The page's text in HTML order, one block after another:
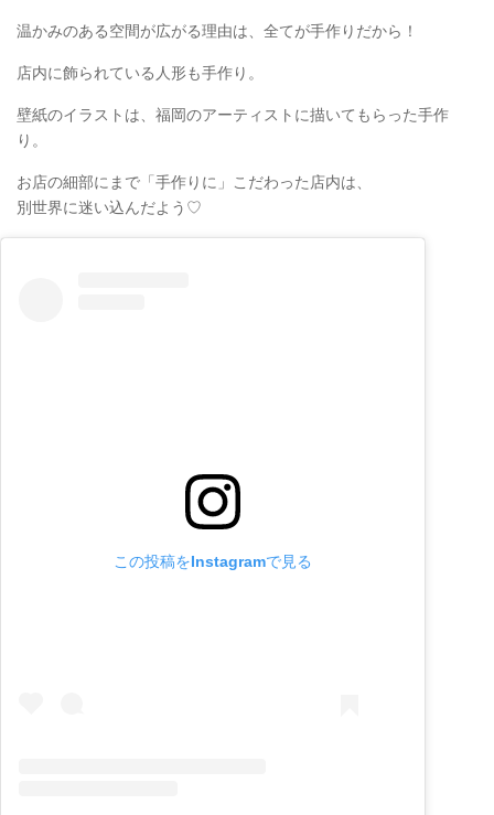
温かみのある空間が広がる理由は、全てが手作りだから！
店内に飾られている人形も手作り。
壁紙のイラストは、福岡のアーティストに描いてもらった手作
り。
お店の細部にまで「手作りに」こだわった店内は、
別世界に迷い込んだよう♡
この投稿をInstagramで見る